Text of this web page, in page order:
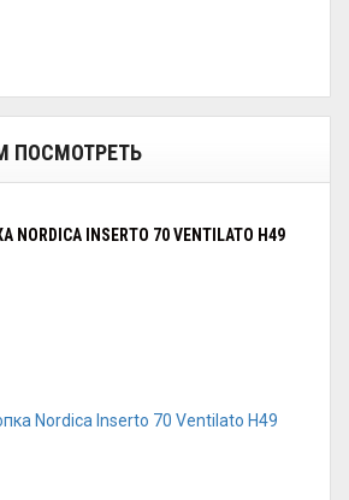
ПОСМОТРЕТЬ
INSERTO 70 VENTILATO H49